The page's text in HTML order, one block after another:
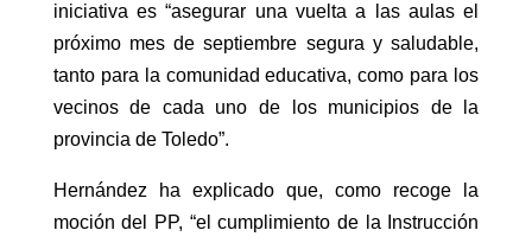
iniciativa es “asegurar una vuelta a las aulas el
próximo mes de septiembre segura y saludable,
tanto para la comunidad educativa, como para los
vecinos de cada uno de los municipios de la
provincia de Toledo”.
Hernández ha explicado que, como recoge la
moción del PP, “el cumplimiento de la Instrucción